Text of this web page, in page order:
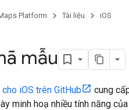
Platform Tài liệu
iOS
mẫu
iOS trên GitHub
cung
minh hoạ nhiều tính năng